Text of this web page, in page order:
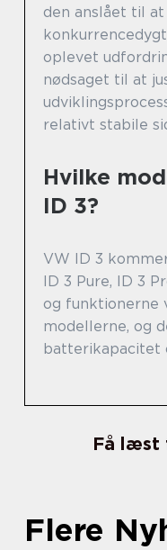
den anslået til at
oplevet
nødsaget til at
relativt stabile
Hvilke
ID 3?
VW ID 3
ID 3 Pure, ID 3
og funktionerne
modellerne, og
batterikapacitet
Få læst
Flere